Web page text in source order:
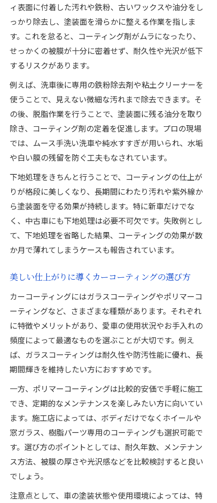
ガラス系カーコーティングのメリットと注
意点
ポリマー系カーコーティングの特徴と使用
例
新車におすすめのカーコーティングタイプ
とは
カーコーティングの被膜構造とその効果
カーコーティング施工時の重要な注意点
カーコーティング施工前の下地処理が重要
な理由
る影響
カーコーティング後に避けたいNG行為とは
施工直後の洗車や水滴に注意するポイント
カーコーティング車におすすめできないシ
ャンプー
日常使いの車で活きるカーコーティング活
用例
長距離移動時に役立つカーコーティングの
効果
カーコーティングで中古車も美しく維持す
る方法
洗車頻度を減らせるカーコーティングの活
用術
ホイールや窓ガラスにも使えるカーコーテ
ィング
こんな場面で役立つカーコーティング事例
雨天時の水弾き効果を実感するカーコーテ
ィング事例
活用法
ィ表面に付着した汚れや鉄粉、古いワックスや油分をし
っかり除去し、塗装面を滑らかに整える作業を指しま
す。これを怠ると、コーティング剤がムラになったり、
せっかくの被膜が十分に密着せず、耐久性や光沢が低下
するリスクがあります。
例えば、洗車後に専用の鉄粉除去剤や粘土クリーナーを
使うことで、見えない微細な汚れまで除去できます。そ
の後、脱脂作業を行うことで、塗装面に残る油分を取り
除き、コーティング剤の定着を促進します。プロの現場
では、ムース手洗い洗車や純水すすぎが用いられ、水垢
や白い膜の残留を防ぐ工夫もなされています。
下地処理をきちんと行うことで、コーティングの仕上が
りが格段に美しくなり、長期間にわたり汚れや紫外線か
ら塗装面を守る効果が持続します。特に新車だけでな
く、中古車にも下地処理は必要不可欠です。失敗例とし
て、下地処理を省略した結果、コーティングの効果が数
か月で薄れてしまうケースも報告されています。
美しい仕上がりに導くカーコーティングの選び方
カーコーティングにはガラスコーティングやポリマーコ
ーティングなど、さまざまな種類があります。それぞれ
に特徴やメリットがあり、愛車の使用状況やお手入れの
頻度によって最適なものを選ぶことが大切です。例え
ば、ガラスコーティングは耐久性や防汚性能に優れ、長
期間輝きを維持したい方におすすめです。
一方、ポリマーコーティングは比較的安価で手軽に施工
でき、定期的なメンテナンスを楽しみたい方に向いてい
ます。施工店によっては、ボディだけでなくホイールや
窓ガラス、樹脂パーツ専用のコーティングも選択可能で
す。選び方のポイントとしては、耐久年数、メンテナン
ス方法、被膜の厚さや光沢感などを比較検討すると良い
でしょう。
注意点として、車の塗装状態や使用環境によっては、特